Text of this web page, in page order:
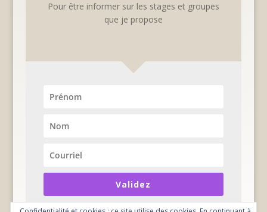
Pour être informer sur les stages et groupes
que je propose
Validez